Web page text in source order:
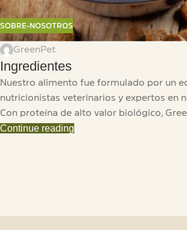
SOBRE-NOSOTROS
GreenPet
Ingredientes
Nuestro alimento fue formulado por un
nutricionistas veterinarios y expertos en
Con proteína de alto valor biológico,
Continue reading